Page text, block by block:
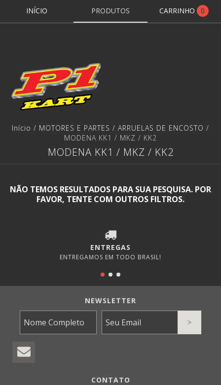
INÍCIO PRODUTOS CARRINHO 0
Início / MOTORES E PARTES / ARRUELAS DE ENCOSTO /
MODENA KK1 / MKZ / KK2
MODENA KK1 / MKZ / KK2
NÃO TEMOS RESULTADOS PARA SUA PESQUISA. POR
FAVOR, TENTE COM OUTROS FILTROS.
ENTREGAS
ENTREGAMOS EM TODO BRASIL!
NEWSLETTER
CONTATO